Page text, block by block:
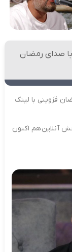
با صدای رمضان
قزوینی با لینک
آنلاین هم اکنون